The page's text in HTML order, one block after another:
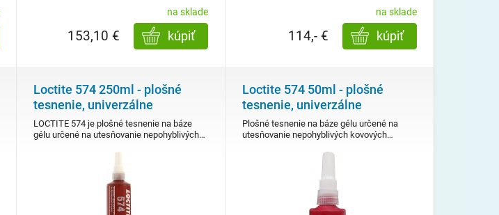
na sklade
kúpiť
153,10 €
na sklade
kúpiť
114,- €
Loctite 574 250ml - plošné
tesnenie, univerzálne
LOCTITE 574 je plošné tesnenie na báze
gélu určené na utesňovanie nepohyblivých…
Loctite 574 50ml - plošné
tesnenie, univerzálne
Plošné tesnenie na báze gélu určené na
utesňovanie nepohyblivých kovových…